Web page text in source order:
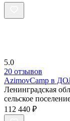
5.0
20 отзывов
AzimovCamp в
Ленинградская
сельское
112 440 ₽